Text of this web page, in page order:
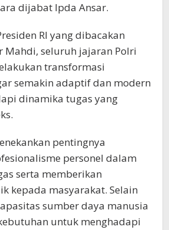
dijabat Ipda Ansar.
RI yang dibacakan
Mahdi, seluruh jajaran Polri
transformasi
semakin adaptif dan modern
dinamika tugas yang
pentingnya
personel dalam
serta memberikan
kepada masyarakat. Selain
sumber daya manusia
untuk menghadapi